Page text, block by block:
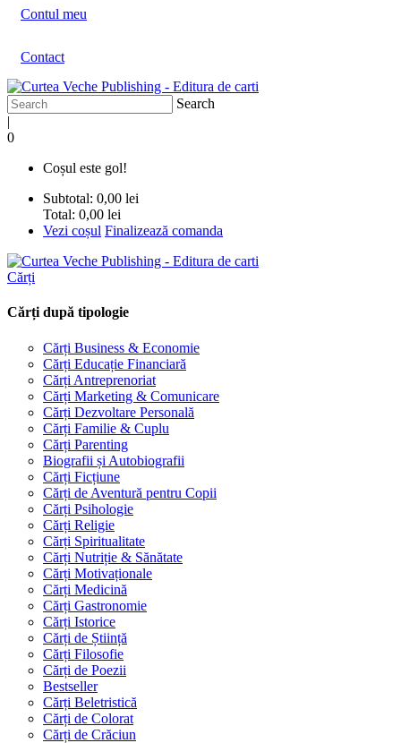
Contul meu
Contact
Search
|
0
Coșul este gol!
Subtotal: 0,00 lei
Total: 0,00 lei
Vezi coșul Finalizează comanda
Cărți
Cărți după tipologie
Cărți Business & Economie
Cărți Educație Financiară
Cărți Antreprenoriat
Cărți Marketing & Comunicare
Cărți Dezvoltare Personală
Cărți Familie & Cuplu
Cărți Parenting
Biografii și Autobiografii
Cărți Ficțiune
Cărți de Aventură pentru Copii
Cărți Psihologie
Cărți Religie
Cărți Spiritualitate
Cărți Nutriție & Sănătate
Cărți Motivaționale
Cărți Medicină
Cărți Gastronomie
Cărți Istorice
Cărți de Știință
Cărți Filosofie
Cărți de Poezii
Bestseller
Cărți Beletristică
Cărți de Colorat
Cărți de Crăciun